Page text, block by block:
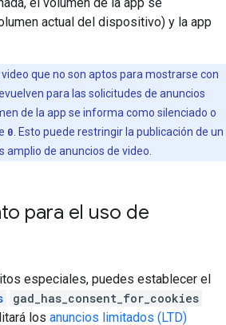
actual del dispositivo) y la app
video que no son aptos para mostrarse con
para las solicitudes de anuncios
de la app se informa como silenciado o
0 . Esto puede restringir la publicación de un
de anuncios de video.
para el uso de
especiales, puedes establecer el
gad_has_consent_for_cookies
los anuncios limitados (LTD)